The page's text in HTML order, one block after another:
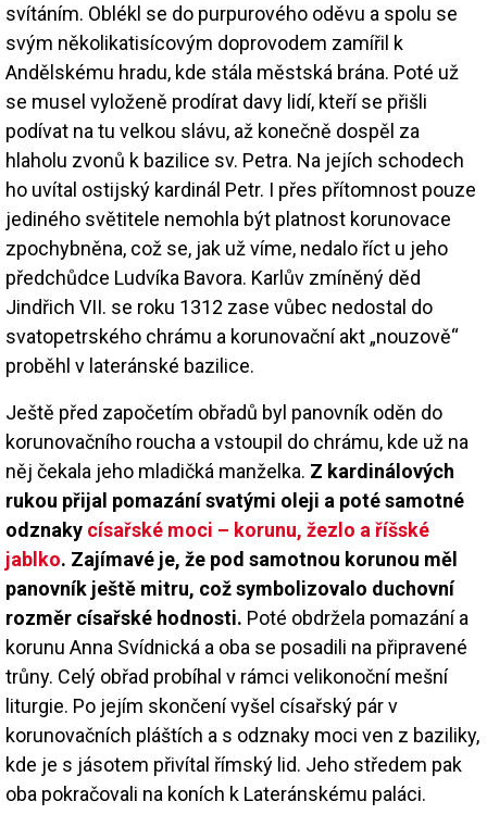
svítáním. Oblékl se do purpurového oděvu a spolu se
svým několikatisícovým doprovodem zamířil k
Andělskému hradu, kde stála městská brána. Poté už
se musel vyloženě prodírat davy lidí, kteří se přišli
podívat na tu velkou slávu, až konečně dospěl za
hlaholu zvonů k bazilice sv. Petra. Na jejích schodech
ho uvítal ostijský kardinál Petr. I přes přítomnost pouze
jediného světitele nemohla být platnost korunovace
zpochybněna, což se, jak už víme, nedalo říct u jeho
předchůdce Ludvíka Bavora. Karlův zmíněný děd
Jindřich VII. se roku 1312 zase vůbec nedostal do
svatopetrského chrámu a korunovační akt „nouzově“
proběhl v lateránské bazilice.
Ještě před započetím obřadů byl panovník oděn do
korunovačního roucha a vstoupil do chrámu, kde už na
něj čekala jeho mladičká manželka. Z kardinálových
rukou přijal pomazání svatými oleji a poté samotné
odznaky císařské moci – korunu, žezlo a říšské
jablko. Zajímavé je, že pod samotnou korunou měl
panovník ještě mitru, což symbolizovalo duchovní
rozměr císařské hodnosti. Poté obdržela pomazání a
korunu Anna Svídnická a oba se posadili na připravené
trůny. Celý obřad probíhal v rámci velikonoční mešní
liturgie. Po jejím skončení vyšel císařský pár v
korunovačních pláštích a s odznaky moci ven z baziliky,
kde je s jásotem přivítal římský lid. Jeho středem pak
oba pokračovali na koních k Lateránskému paláci.